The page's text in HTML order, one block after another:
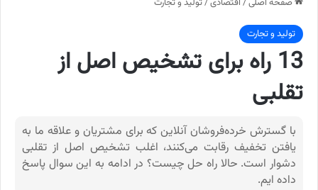
تولید و تجارت
13 راه برای تشخیص اصل از
تقلبی
با گسترش خرده‌فروشان آنلاین که برای مشتریان و علاقه ما به
یافتن تخفیف رقابت می‌کنند، اغلب تشخیص اصل از تقلبی
دشوار است. حالا راه حل چیست؟ در ادامه به این سوال پاسخ
داده ایم.